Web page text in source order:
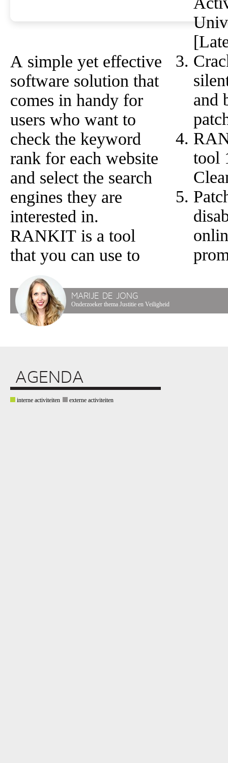
A simple yet effective
software solution that
comes in handy for
users who want to
check the keyword
rank for each website
and select the search
engines they are
interested in.
RANKIT is a tool
that you can use to
and
tool
MARIJE DE JONG
Onderzoeker thema Justitie en Veiligheid
AGENDA
interne activiteiten externe activiteiten